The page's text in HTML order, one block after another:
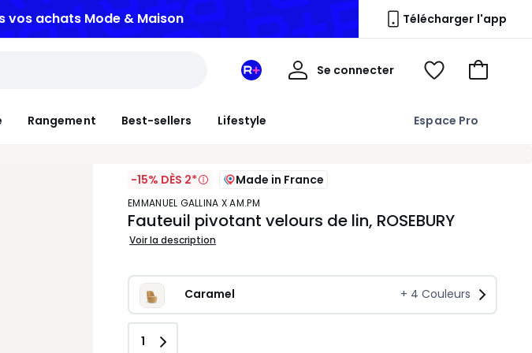
vos achats Mode & Maison Télécharger l'app
Rangement Best-sellers Lifestyle Espace Pro
Mon
Redoute
Se connecter
Mon
Voir
Aller
-15% DÈS 2* Made in France
EMMANUEL GALLINA X AM.PM
Fauteuil pivotant velours de lin, ROSEBURY
Voir la description
Caramel + 4 Couleurs
Quantité
1